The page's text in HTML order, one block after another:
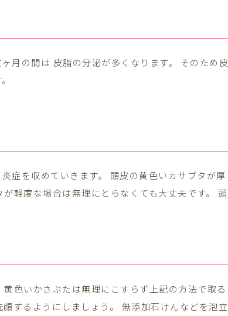
月の間は 皮脂の分泌が多くなります。 そのため
症を収めていきます。 頭皮の黄色いカサブタが
軽度な場合は無理にとらなくても大丈夫です。
色いかさぶたは無理にこすらず上記の方法で取
するようにしましょう。 無添加石けんなどを泡